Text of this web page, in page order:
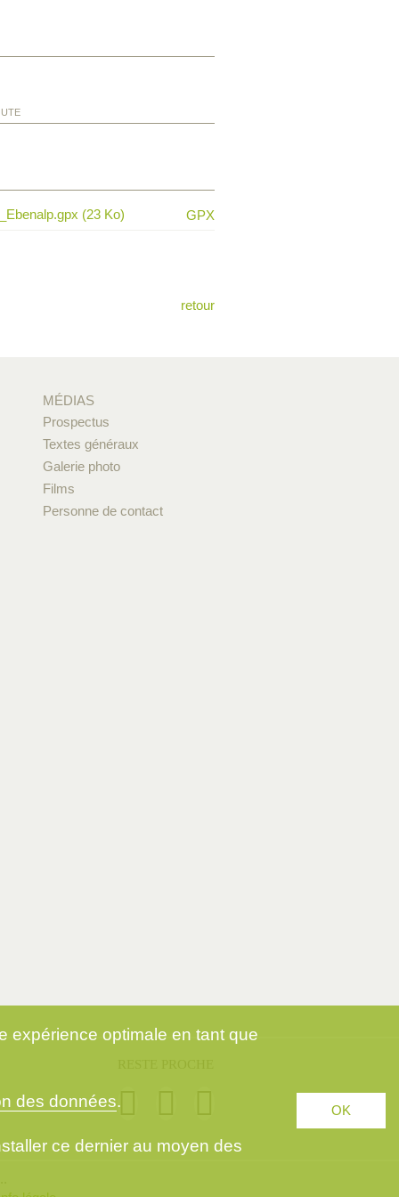
(23 Ko) GPX
retour
MÉDIAS
Prospectus
Textes généraux
Galerie photo
Films
Personne de contact
expérience optimale en tant que
des données.
ce dernier au moyen des
OK